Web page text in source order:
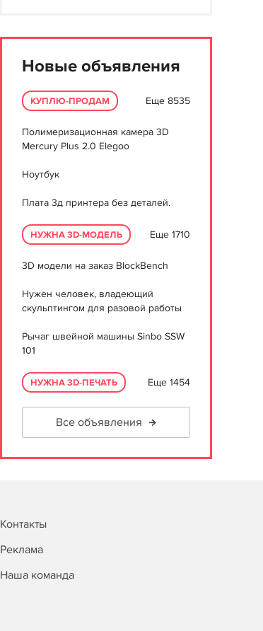
Новые объявления
КУПЛЮ-ПРОДАМ Еще 8535
Полимеризационная камера 3D
Mercury Plus 2.0 Elegoo
Ноутбук
Плата 3д принтера без деталей.
НУЖНА 3D-МОДЕЛЬ Еще 1710
3D модели на заказ BlockBench
Нужен человек, владеющий
скульптингом для разовой работы
Рычаг швейной машины Sinbo SSW
101
НУЖНА 3D-ПЕЧАТЬ Еще 1454
Все объявления
Контакты
Реклама
Наша команда